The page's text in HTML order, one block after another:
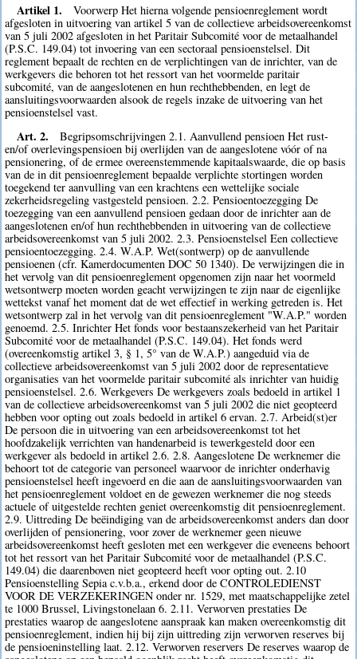
Artikel 1.
Voorwerp Het hierna volgende pensioenreglement wordt
afgesloten in uitvoering van artikel 5 van de collectieve arbeidsovereenkomst
van 5 juli 2002 afgesloten in het Paritair Subcomité voor de metaalhandel
(P.S.C. 149.04) tot invoering van een sectoraal pensioenstelsel. Dit
reglement bepaalt de rechten en de verplichtingen van de inrichter, van de
werkgevers die behoren tot het ressort van het voormelde paritair
subcomité, van de aangeslotenen en hun rechthebbenden, en legt de
aansluitingsvoorwaarden alsook de regels inzake de uitvoering van het
pensioenstelsel vast.
Art. 2.
Begripsomschrijvingen 2.1. Aanvullend pensioen Het rust-
en/of overlevingspensioen bij overlijden van de aangeslotene vóór of na
pensionering, of de ermee overeenstemmende kapitaalswaarde, die op basis
van de in dit pensioenreglement bepaalde verplichte stortingen worden
toegekend ter aanvulling van een krachtens een wettelijke sociale
zekerheidsregeling vastgesteld pensioen. 2.2. Pensioentoezegging De
toezegging van een aanvullend pensioen gedaan door de inrichter aan de
aangeslotenen en/of hun rechthebbenden in uitvoering van de collectieve
arbeidsovereenkomst van 5 juli 2002. 2.3. Pensioenstelsel Een collectieve
pensioentoezegging. 2.4. W.A.P. Wet(sontwerp) op de aanvullende
pensioenen (cfr. Kamerdocumenten DOC 50 1340). De verwijzingen die in
het vervolg van dit pensioenreglement opgenomen zijn naar het voormeld
wetsontwerp moeten worden geacht verwijzingen te zijn naar de eigenlijke
wettekst vanaf het moment dat de wet effectief in werking getreden is. Het
wetsontwerp zal in het vervolg van dit pensioenreglement "W.A.P." worden
genoemd. 2.5. Inrichter Het fonds voor bestaanszekerheid van het Paritair
Subcomité voor de metaalhandel (P.S.C. 149.04). Het fonds werd
(overeenkomstig artikel 3, § 1, 5° van de W.A.P.) aangeduid via de
collectieve arbeidsovereenkomst van 5 juli 2002 door de representatieve
organisaties van het voormelde paritair subcomité als inrichter van huidig
pensioenstelsel. 2.6. Werkgevers De werkgevers zoals bedoeld in artikel 1
van de collectieve arbeidsovereenkomst van 5 juli 2002 die niet geopteerd
hebben voor opting out zoals bedoeld in artikel 6 ervan. 2.7. Arbeid(st)er
De persoon die in uitvoering van een arbeidsovereenkomst tot het
hoofdzakelijk verrichten van handenarbeid is tewerkgesteld door een
werkgever als bedoeld in artikel 2.6. 2.8. Aangeslotene De werknemer die
behoort tot de categorie van personeel waarvoor de inrichter onderhavig
pensioenstelsel heeft ingevoerd en die aan de aansluitingsvoorwaarden van
het pensioenreglement voldoet en de gewezen werknemer die nog steeds
actuele of uitgestelde rechten geniet overeenkomstig dit pensioenreglement.
2.9. Uittreding De beëindiging van de arbeidsovereenkomst anders dan door
overlijden of pensionering, voor zover de werknemer geen nieuwe
arbeidsovereenkomst heeft gesloten met een werkgever die eveneens behoort
tot het ressort van het Paritair Subcomité voor de metaalhandel (P.S.C.
149.04) die daarenboven niet geopteerd heeft voor opting out. 2.10
Pensioenstelling Sepia c.v.b.a., erkend door de CONTROLEDIENST
VOOR DE VERZEKERINGEN onder nr. 1529, met maatschappelijke zetel
te 1000 Brussel, Livingstonelaan 6. 2.11. Verworven prestaties De
prestaties waarop de aangeslotene aanspraak kan maken overeenkomstig dit
pensioenreglement, indien hij bij zijn uittreding zijn verworven reserves bij
de pensioeninstelling laat. 2.12. Verworven reservers De reserves waarop de